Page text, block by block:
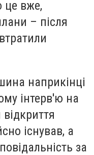
це вже,
– після
наприкінці
інтерв'ю на
існував, а
за